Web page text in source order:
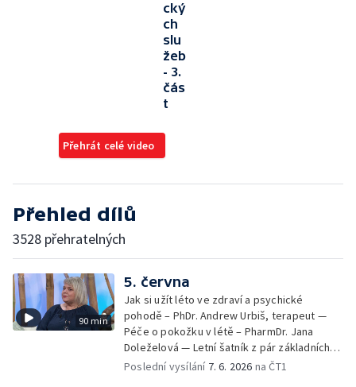
cký
ch
slu
žeb
- 3.
čás
t
Přehrát celé video
Přehled dílů
3528 přehratelných
90 min
5. června
Jak si užít léto ve zdraví a psychické
pohodě – PhDr. Andrew Urbiš, terapeut —
Péče o pokožku v létě – PharmDr. Jana
Doleželová — Letní šatník z pár základních
kousků – Luděk Šmehlík, stylista —
Poslední vysílání 7. 6. 2026 na ČT1